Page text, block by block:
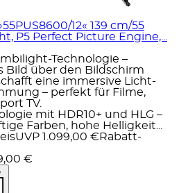
12« 139 cm/55
P5 Perfect Picture Engine,...
Technologie –
Bild über den Bildschirm
eine immersive Licht-
– perfekt für Filme,
TV.
mit HDR10+ und HLG –
Farben, hohe Helligkeit...
UVP 1.099,00 € Rabatt-
€